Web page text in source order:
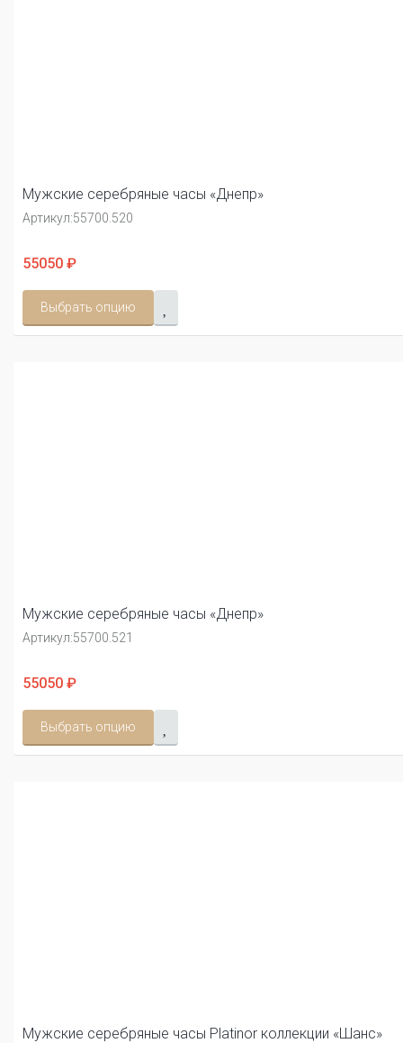
Мужские серебряные часы «Днепр»
Артикул:55700.520
55050 ₽
Выбрать опцию
Мужские серебряные часы «Днепр»
Артикул:55700.521
55050 ₽
Выбрать опцию
Мужские серебряные часы Platinor коллекции «Шанс»